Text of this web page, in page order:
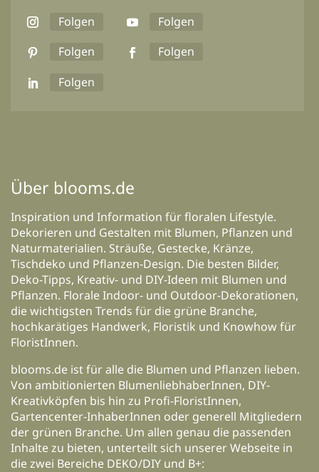
Folgen
Folgen
Folgen
Folgen
Folgen
Über blooms.de
Inspiration und Information für floralen Lifestyle.
Dekorieren und Gestalten mit Blumen, Pflanzen und
Naturmaterialien. Sträuße, Gestecke, Kränze,
Tischdeko und Pflanzen-Design. Die besten Bilder,
Deko-Tipps, Kreativ- und DIY-Ideen mit Blumen und
Pflanzen. Florale Indoor- und Outdoor-Dekorationen,
die wichtigsten Trends für die grüne Branche,
hochkarätiges Handwerk, Floristik und Knowhow für
FloristInnen.
blooms.de ist für alle die Blumen und Pflanzen lieben.
Von ambitionierten BlumenliebhaberInnen, DIY-
Kreativköpfen bis hin zu Profi-FloristInnen,
Gartencenter-InhaberInnen oder generell Mitgliedern
der grünen Branche. Um allen genau die passenden
Inhalte zu bieten, unterteilt sich unserer Webseite in
die zwei Bereiche DEKO/DIY und B+: